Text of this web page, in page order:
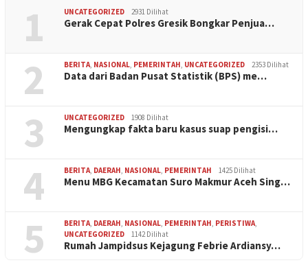
1 UNCATEGORIZED 2931 Dilihat
Gerak Cepat Polres Gresik Bongkar Penjua…
2 BERITA, NASIONAL, PEMERINTAH, UNCATEGORIZED 2353 Dilihat
Data dari Badan Pusat Statistik (BPS) me…
3 UNCATEGORIZED 1908 Dilihat
Mengungkap fakta baru kasus suap pengisi…
4 BERITA, DAERAH, NASIONAL, PEMERINTAH 1425 Dilihat
Menu MBG Kecamatan Suro Makmur Aceh Sing…
5 BERITA, DAERAH, NASIONAL, PEMERINTAH, PERISTIWA,
UNCATEGORIZED
1142 Dilihat
Rumah Jampidsus Kejagung Febrie Ardiansy…